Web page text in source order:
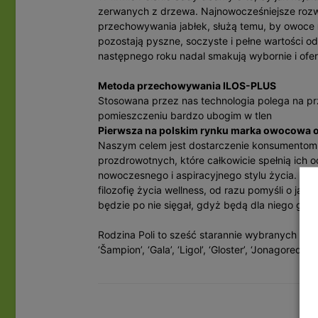
zerwanych z drzewa. Najnowocześniejsze
przechowywania jabłek, służą temu, by
pozostają pyszne, soczyste i pełne wartości
następnego roku nadal smakują wybornie i
Metoda przechowywania ILOS-PLUS
Stosowana przez nas technologia polega na
pomieszczeniu bardzo ubogim w tlen
Pierwsza na polskim rynku marka owocowa
Naszym celem jest dostarczenie
prozdrowotnych, które całkowicie spełnią
nowoczesnego i aspiracyjnego stylu życia.
filozofię życia wellness, od razu pomyśli o
będzie po nie sięgał, gdyż będą dla niego
Rodzina Poli to sześć starannie wybranych
‘Šampion’, ‘Gala’, ‘Ligol’, ‘Gloster’, ‘Jonagored’,